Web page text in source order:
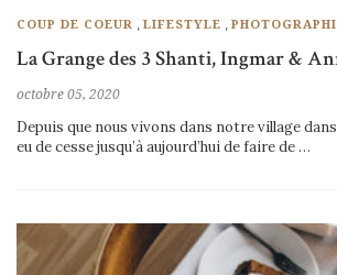
COUP DE COEUR LIFESTYLE
La Grange des 3 Shanti, Ingmar &
octobre 05, 2020
Depuis que nous vivons dans notre village dans
eu de cesse jusqu’à aujourd’hui de faire de …